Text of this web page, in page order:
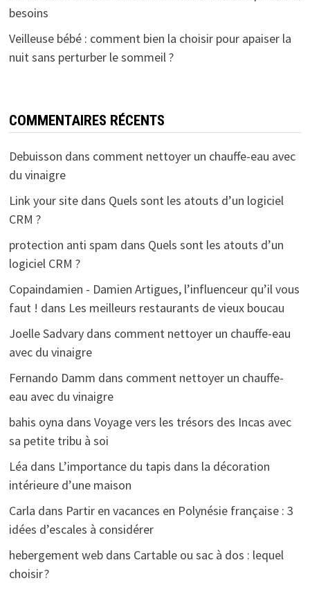
besoins
Veilleuse bébé : comment bien la choisir pour apaiser la
nuit sans perturber le sommeil ?
COMMENTAIRES RÉCENTS
Debuisson dans comment nettoyer un chauffe-eau avec
du vinaigre
Link your sitedans Quels sont les atouts d’un logiciel
CRM ?
protection anti spam dans Quels sont les atouts d’un
logiciel CRM ?
Copaindamien - Damien Artigues, l’influenceur qu’il vous
faut ! dans Les meilleurs restaurants de vieux boucau
Joelle Sadvarydans comment nettoyer un chauffe-eau
avec du vinaigre
Fernando Damm dans comment nettoyer un chauffe-
eau avec du vinaigre
bahis oyna dans Voyage vers les trésors des Incas avec
sa petite tribu à soi
Léa dans L’importance du tapis dans la décoration
intérieure d’une maison
Carla dans Partir en vacances en Polynésie française : 3
idées d’escales à considérer
hebergement webdans Cartable ou sac à dos : lequel
choisir ?